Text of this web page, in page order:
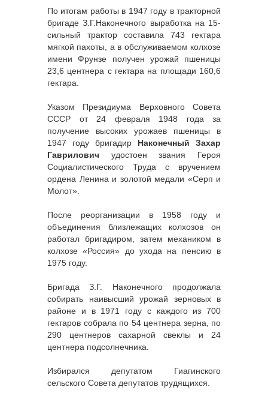
По итогам работы в 1947 году в тракторной
бригаде З.Г.Наконечного выработка на 15-
сильный трактор составила 743 гектара
мягкой пахоты, а в обслуживаемом колхозе
имени Фрунзе получен урожай пшеницы
23,6 центнера с гектара на площади 160,6
гектара.
Указом Президиума Верховного Совета
СССР от 24 февраля 1948 года за
получение высоких урожаев пшеницы в
1947 году бригадир Наконечный Захар
Гаврилович удостоен звания Героя
Социалистического Труда с вручением
ордена Ленина и золотой медали «Серп и
Молот».
После реорганизации в 1958 году и
объединения близлежащих колхозов он
работал бригадиром, затем механиком в
колхозе «Россия» до ухода на пенсию в
1975 году.
Бригада З.Г. Наконечного продолжала
собирать наивысший урожай зерновых в
районе и в 1971 году с каждого из 700
гектаров собрала по 54 центнера зерна, по
290 центнеров сахарной свеклы и 24
центнера подсолнечника.
Избирался депутатом Гиагинского
сельского Совета депутатов трудящихся.